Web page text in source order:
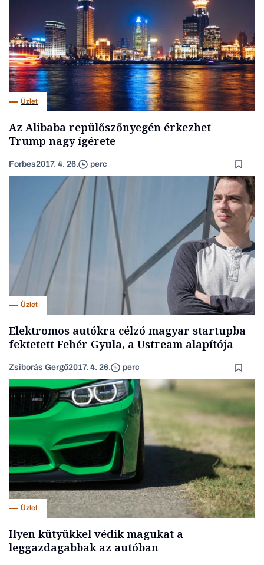
Üzlet
Az Alibaba repülőszőnyegén érkezhet
Trump nagy ígérete
Forbes2017. 4. 26. perc
Üzlet
Elektromos autókra célzó magyar startupba
fektetett Fehér Gyula, a Ustream alapítója
Zsiborás Gergő2017. 4. 26. perc
Üzlet
Ilyen kütyükkel védik magukat a
leggazdagabbak az autóban